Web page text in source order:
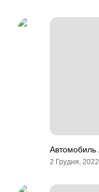
Автомобиль
2 Грудня, 2022